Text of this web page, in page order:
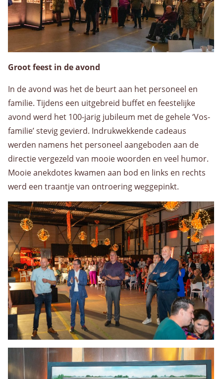
Groot feest in de avond
In de avond was het de beurt aan het personeel en
familie. Tijdens een uitgebreid buffet en feestelijke
avond werd het 100-jarig jubileum met de gehele ‘Vos-
familie’ stevig gevierd. Indrukwekkende cadeaus
werden namens het personeel aangeboden aan de
directie vergezeld van mooie woorden en veel humor.
Mooie anekdotes kwamen aan bod en links en rechts
werd een traantje van ontroering weggepinkt.